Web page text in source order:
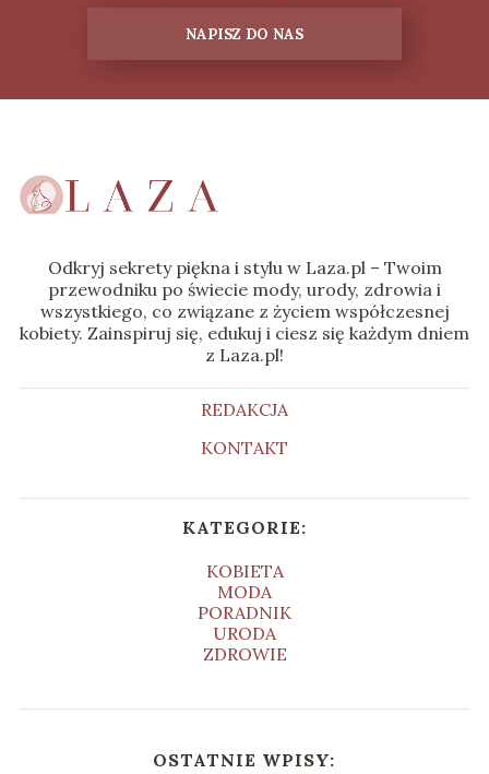
NAPISZ DO NAS
Odkryj sekrety piękna i stylu w Laza.pl – Twoim
przewodniku po świecie mody, urody, zdrowia i
wszystkiego, co związane z życiem współczesnej
kobiety. Zainspiruj się, edukuj i ciesz się każdym dniem
z Laza.pl!
REDAKCJA
KONTAKT
KATEGORIE:
KOBIETA
MODA
PORADNIK
URODA
ZDROWIE
OSTATNIE WPISY: